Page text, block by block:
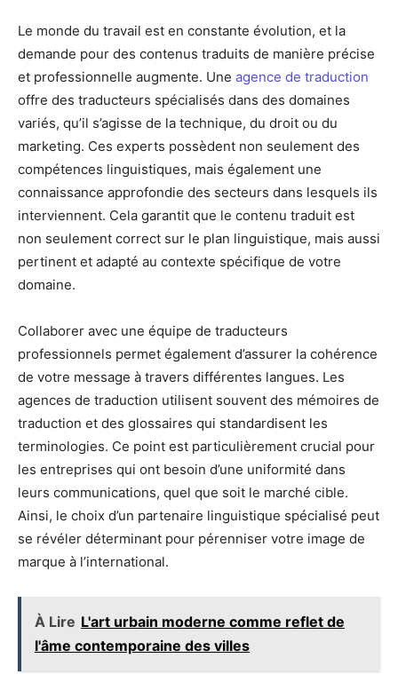
Le monde du travail est en constante évolution, et la
demande pour des contenus traduits de manière précise
et professionnelle augmente. Une agence de traduction
offre des traducteurs spécialisés dans des domaines
variés, qu’il s’agisse de la technique, du droit ou du
marketing. Ces experts possèdent non seulement des
compétences linguistiques, mais également une
connaissance approfondie des secteurs dans lesquels ils
interviennent. Cela garantit que le contenu traduit est
non seulement correct sur le plan linguistique, mais aussi
pertinent et adapté au contexte spécifique de votre
domaine.
Collaborer avec une équipe de traducteurs
professionnels permet également d’assurer la cohérence
de votre message à travers différentes langues. Les
agences de traduction utilisent souvent des mémoires de
traduction et des glossaires qui standardisent les
terminologies. Ce point est particulièrement crucial pour
les entreprises qui ont besoin d’une uniformité dans
leurs communications, quel que soit le marché cible.
Ainsi, le choix d’un partenaire linguistique spécialisé peut
se révéler déterminant pour pérenniser votre image de
marque à l’international.
À Lire L'art urbain moderne comme reflet de
l'âme contemporaine des villes